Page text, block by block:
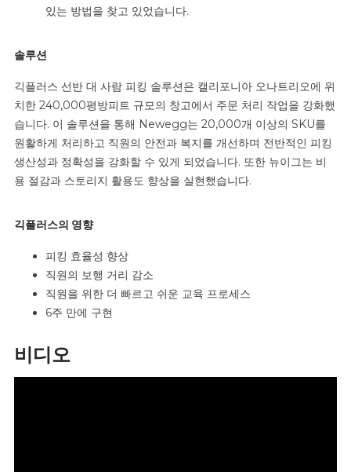
있는 방법을 찾고 있었습니다.
솔루션
긱플러스 선반 대 사람 피킹 솔루션은 캘리포니아 오나트리오에 위
치한 240,000평방피트 규모의 창고에서 주문 처리 작업을 강화했
습니다. 이 솔루션을 통해 Newegg는 20,000개 이상의 SKU를
원활하게 처리하고 직원의 안전과 복지를 개선하며 전반적인 피킹
생산성과 정확성을 강화할 수 있게 되었습니다. 또한 뉴이그는 비
용 절감과 스토리지 활용도 향상을 실현했습니다.
긱플러스의 영향
피킹 효율성 향상
직원의 보행 거리 감소
직원을 위한 더 빠르고 쉬운 교육 프로세스
6주 만에 구현
비디오